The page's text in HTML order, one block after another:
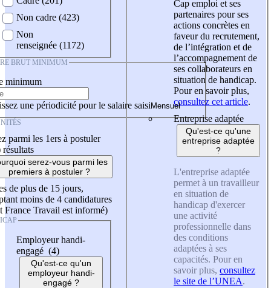
Non cadre (423)
Non
renseignée (1172)
BRUT MINIMUM
minimum
une périodicité pour le salaire saisi
parmi les 1ers à postuler
résultats
serez-vous parmi les
premiers à postuler ?
de plus de 15 jours,
moins de 4 candidatures
France Travail est informé)
Employeur handi-
engagé (4)
Qu'est-ce qu'un
employeur handi-
engagé ?
Cap emploi et ses
partenaires pour ses
actions concrètes en
faveur du recrutement,
de l’intégration et de
l’accompagnement de
ses collaborateurs en
situation de handicap.
Pour en savoir plus,
consultez cet article.
Entreprise adaptée
Qu'est-ce qu'une
entreprise adaptée
?
L'entreprise adaptée
permet à un travailleur
en situation de
handicap d'exercer
une activité
professionnelle dans
des conditions
adaptées à ses
capacités. Pour en
savoir plus, consultez
le site de l’UNEA.